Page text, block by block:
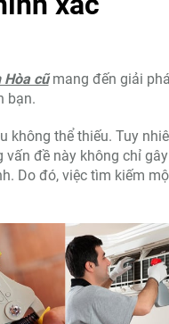
cũmang đến giải
bạn.
không thể thiếu. Tuy
vấn đề này không chỉ
Do đó, việc tìm kiếm